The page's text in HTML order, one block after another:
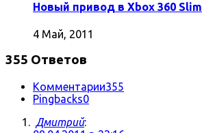
Новый привод в Xbox 360 Slim
4 Май, 2011
355 Ответов
Комментарии355
Pingbacks0
Дмитрий: